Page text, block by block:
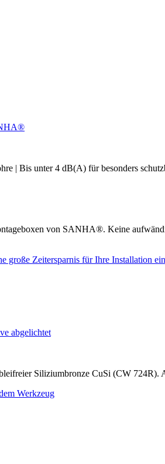
| Bis unter 4 dB(A) für besonders
von SANHA®. Keine
Siliziumbronze CuSi (CW